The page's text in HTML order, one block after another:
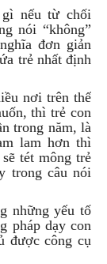
nếu từ chối
nói “không”
đơn giản
trẻ nhất định
nơi trên thế
thì trẻ con
trong năm, là
lam hơn thì
tét mông trẻ
trong câu nói
những yếu tố
pháp dạy con
được công cụ